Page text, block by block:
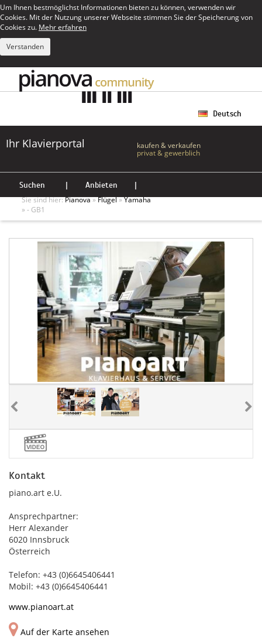
Um Ihnen bestmöglichst Informationen bieten zu können, verwenden wir
Cookies. Mit der Nutzung unserer Webseite stimmen Sie der Speicherung von
Cookies zu. Mehr erfahren
Verstanden
Deutsch
Ihr Klavierportal kaufen & verkaufen
privat & gewerblich
Suchen | Anbieten
|
Sie sind hier:Pianova»Flügel»Yamaha
» - GB1
Kontakt
piano.art e.U.
Ansprechpartner:
Herr Alexander
6020 Innsbruck
Österreich
Telefon: +43 (0)6645406441
Mobil: +43 (0)6645406441
www.pianoart.at
Auf der Karte ansehen